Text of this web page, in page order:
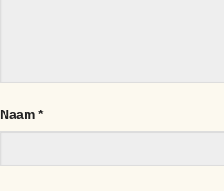
Naam *